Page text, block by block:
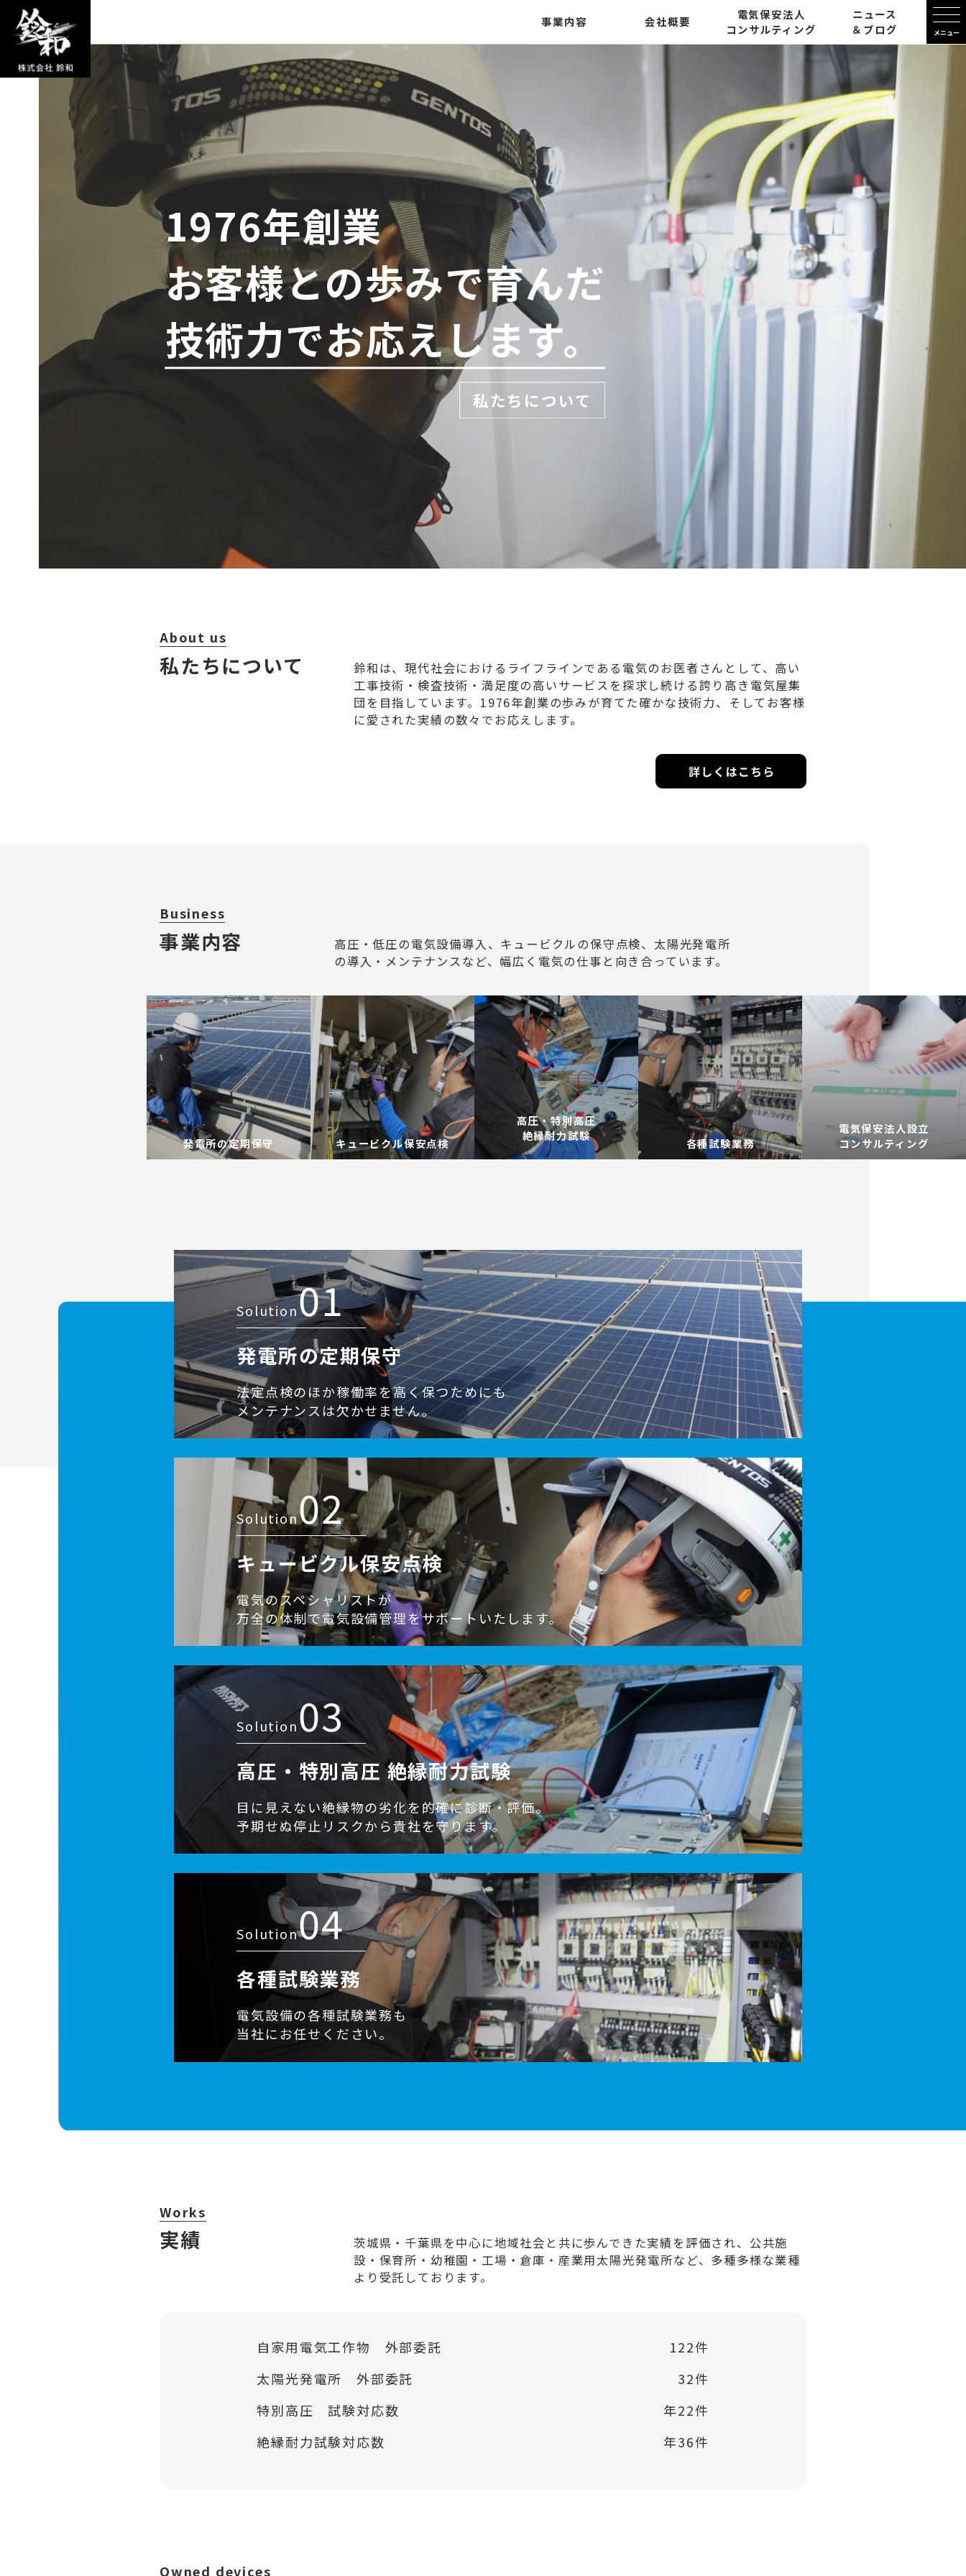
事業内容 会社概要
電気保安法人
コンサルティング
ニュース
＆ブログ
メニュー
1976年創業
お客様との歩みで育んだ
技術力でお応えします。
私たちについて
About us
私たちについて
鈴和は、現代社会におけるライフラインである電気のお医者さんとして、高い
工事技術・検査技術・満足度の高いサービスを探求し続ける誇り高き電気屋集
団を目指しています。1976年創業の歩みが育てた確かな技術力、そしてお客様
に愛された実績の数々でお応えします。
Business
事業内容
高圧・低圧の電気設備導入、キュービクルの保守点検、太陽光発電所
の導入・メンテナンスなど、幅広く電気の仕事と向き合っています。
発電所の定期保守 キュービクル保安点検
高圧・特別高圧
絶縁耐力試験
各種試験業務
電気保安法人設立
コンサルティング
Solution01
発電所の定期保守
法定点検のほか稼働率を高く保つためにも
メンテナンスは欠かせません。
Solution02
キュービクル保安点検
電気のスペシャリストが
万全の体制で電気設備管理をサポートいたします。
Solution03
高圧・特別高圧 絶縁耐力試験
目に見えない絶縁物の劣化を的確に診断・評価。
予期せぬ停止リスクから貴社を守ります。
Solution04
各種試験業務
電気設備の各種試験業務も
当社にお任せください。
Works
実績
茨城県・千葉県を中心に地域社会と共に歩んできた実績を評価され、公共施
設・保育所・幼稚園・工場・倉庫・産業用太陽光発電所など、多種多様な業種
より受託しております。
自家用電気工作物 外部委託
122件
太陽光発電所 外部委託
32件
特別高圧 試験対応数
年22件
絶縁耐力試験対応数
年36件
Owned devices